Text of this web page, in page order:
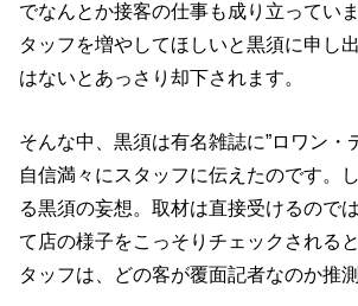
でなんとか接客の仕事も成り立ってい
タッフを増やしてほしいと黒須に申し
はないとあっさり却下されます。
そんな中、黒須は有名雑誌に”ロワン・
自信満々にスタッフに伝えたのです。
る黒須の妄想。取材は直接受けるので
て店の様子をこっそりチェックされる
タッフは、どの客が覆面記者なのか推測